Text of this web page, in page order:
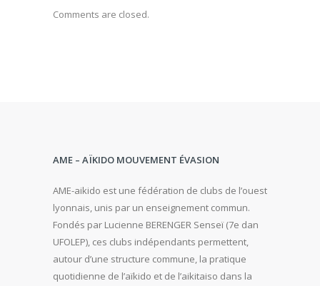
Comments are closed.
AME – AÏKIDO MOUVEMENT ÉVASION
AME-aikido est une fédération de clubs de l’ouest
lyonnais, unis par un enseignement commun.
Fondés par Lucienne BERENGER Senseï (7e dan
UFOLEP), ces clubs indépendants permettent,
autour d’une structure commune, la pratique
quotidienne de l’aïkido et de l’aikitaiso dans la